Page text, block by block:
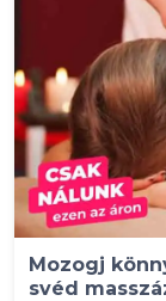
Mozogj
svéd